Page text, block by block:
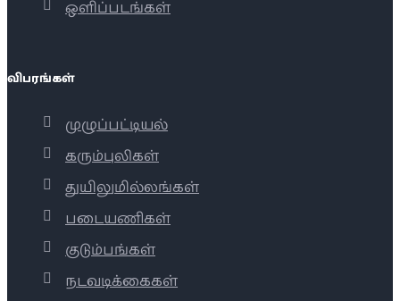
ஒளிப்படங்கள்
விபரங்கள்
முழுப்பட்டியல்
கரும்புலிகள்
துயிலுமில்லங்கள்
படையணிகள்
குடும்பங்கள்
நடவடிக்கைகள்